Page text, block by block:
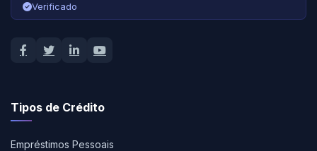
Verificado
Tipos de Crédito
Empréstimos Pessoais